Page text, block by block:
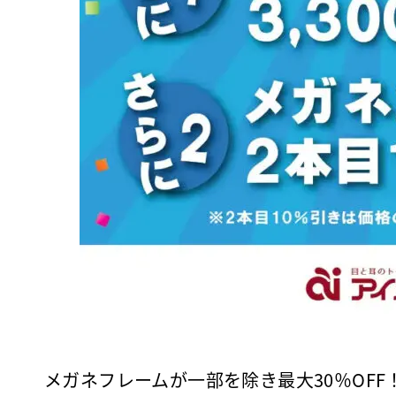
メガネフレームが一部を除き最大30％OFF